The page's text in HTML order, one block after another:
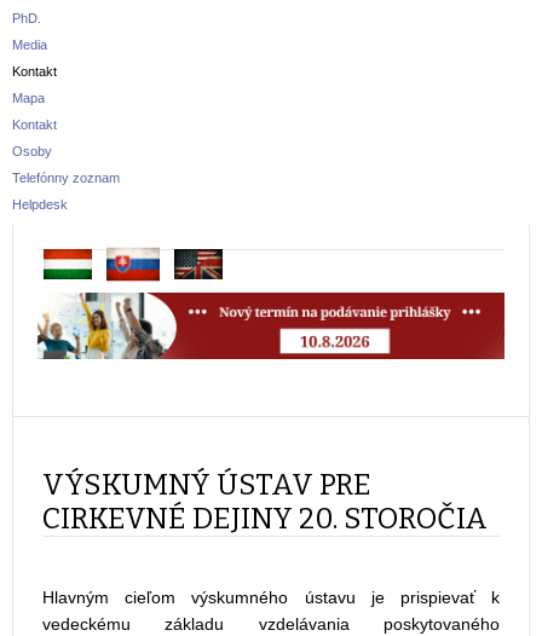
PhD.
Media
Kontakt
Mapa
Kontakt
Osoby
Telefónny zoznam
Helpdesk
VÝSKUMNÝ ÚSTAV PRE
CIRKEVNÉ DEJINY 20. STOROČIA
Hlavným cieľom výskumného ústavu je prispievať k
vedeckému základu vzdelávania poskytovaného